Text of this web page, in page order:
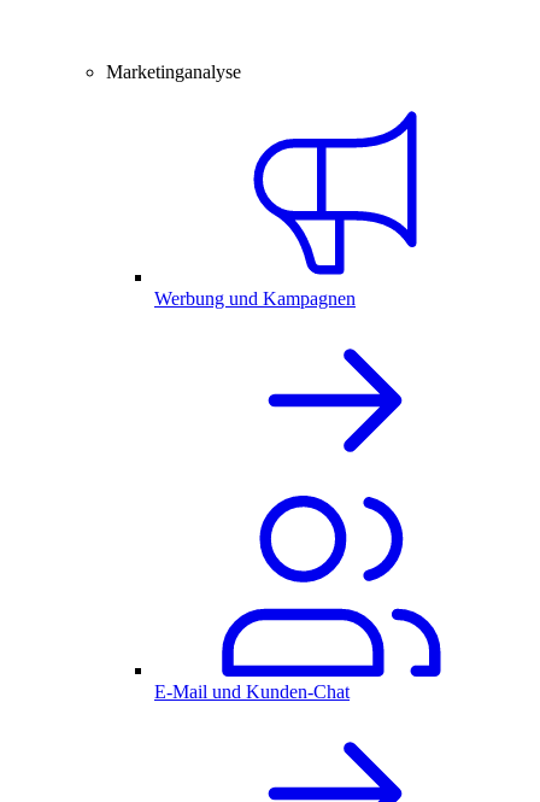
Marketinganalyse
Werbung und Kampagnen
E-Mail und Kunden-Chat